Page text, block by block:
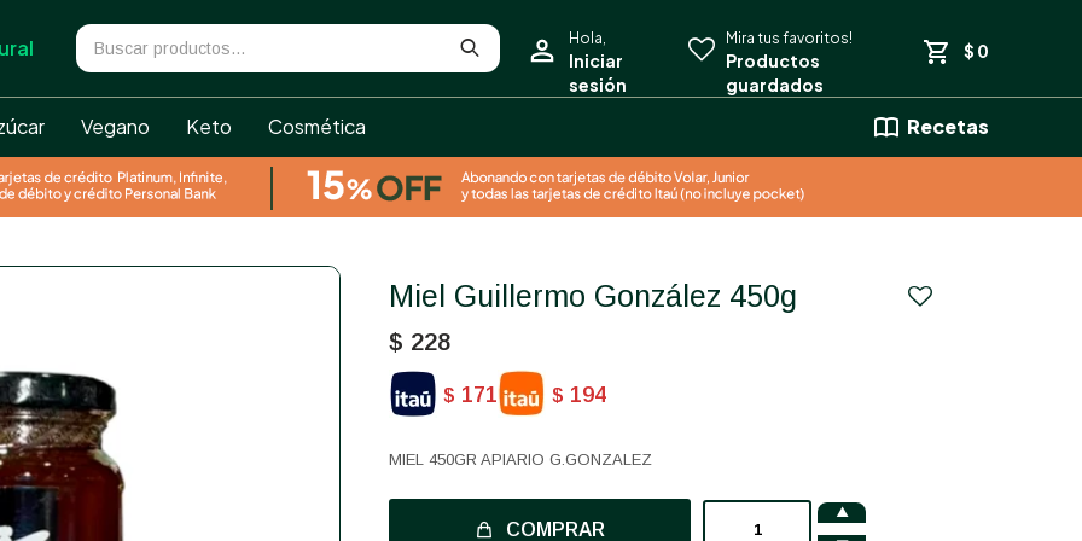
Vegano Keto Cosmética Recetas
$ 0
Miel Guillermo González 450g
$ 228
$ 171 $ 194
MIEL 450GR APIARIO G.GONZALEZ
COMPRAR
